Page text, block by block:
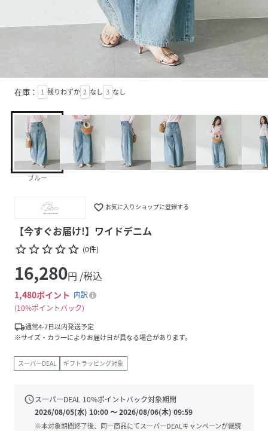
在庫： 1 残りわずか 2 なし 3 なし
ブルー
favorite_border お気に入りショップに登録する
【今すぐお届け!】ワイドデニム
star_borderstar_borderstar_borderstar_borderstar_border (0件)
16,280円 /税込
1,480ポイント 内訳
10%ポイントバック
local_shipping通常4-7日以内発送予定
※サイズ・カラーによりお届け日が異なる場合があります。
スーパーDEAL ギフトラッピング対象
scheduleスーパーDEAL 10%ポイントバック対象期間
2026/08/05(水) 10:00〜2026/08/06(木) 09:59
※本対象期間終了後、同一商品にてスーパーDEALキャンペーンが継続